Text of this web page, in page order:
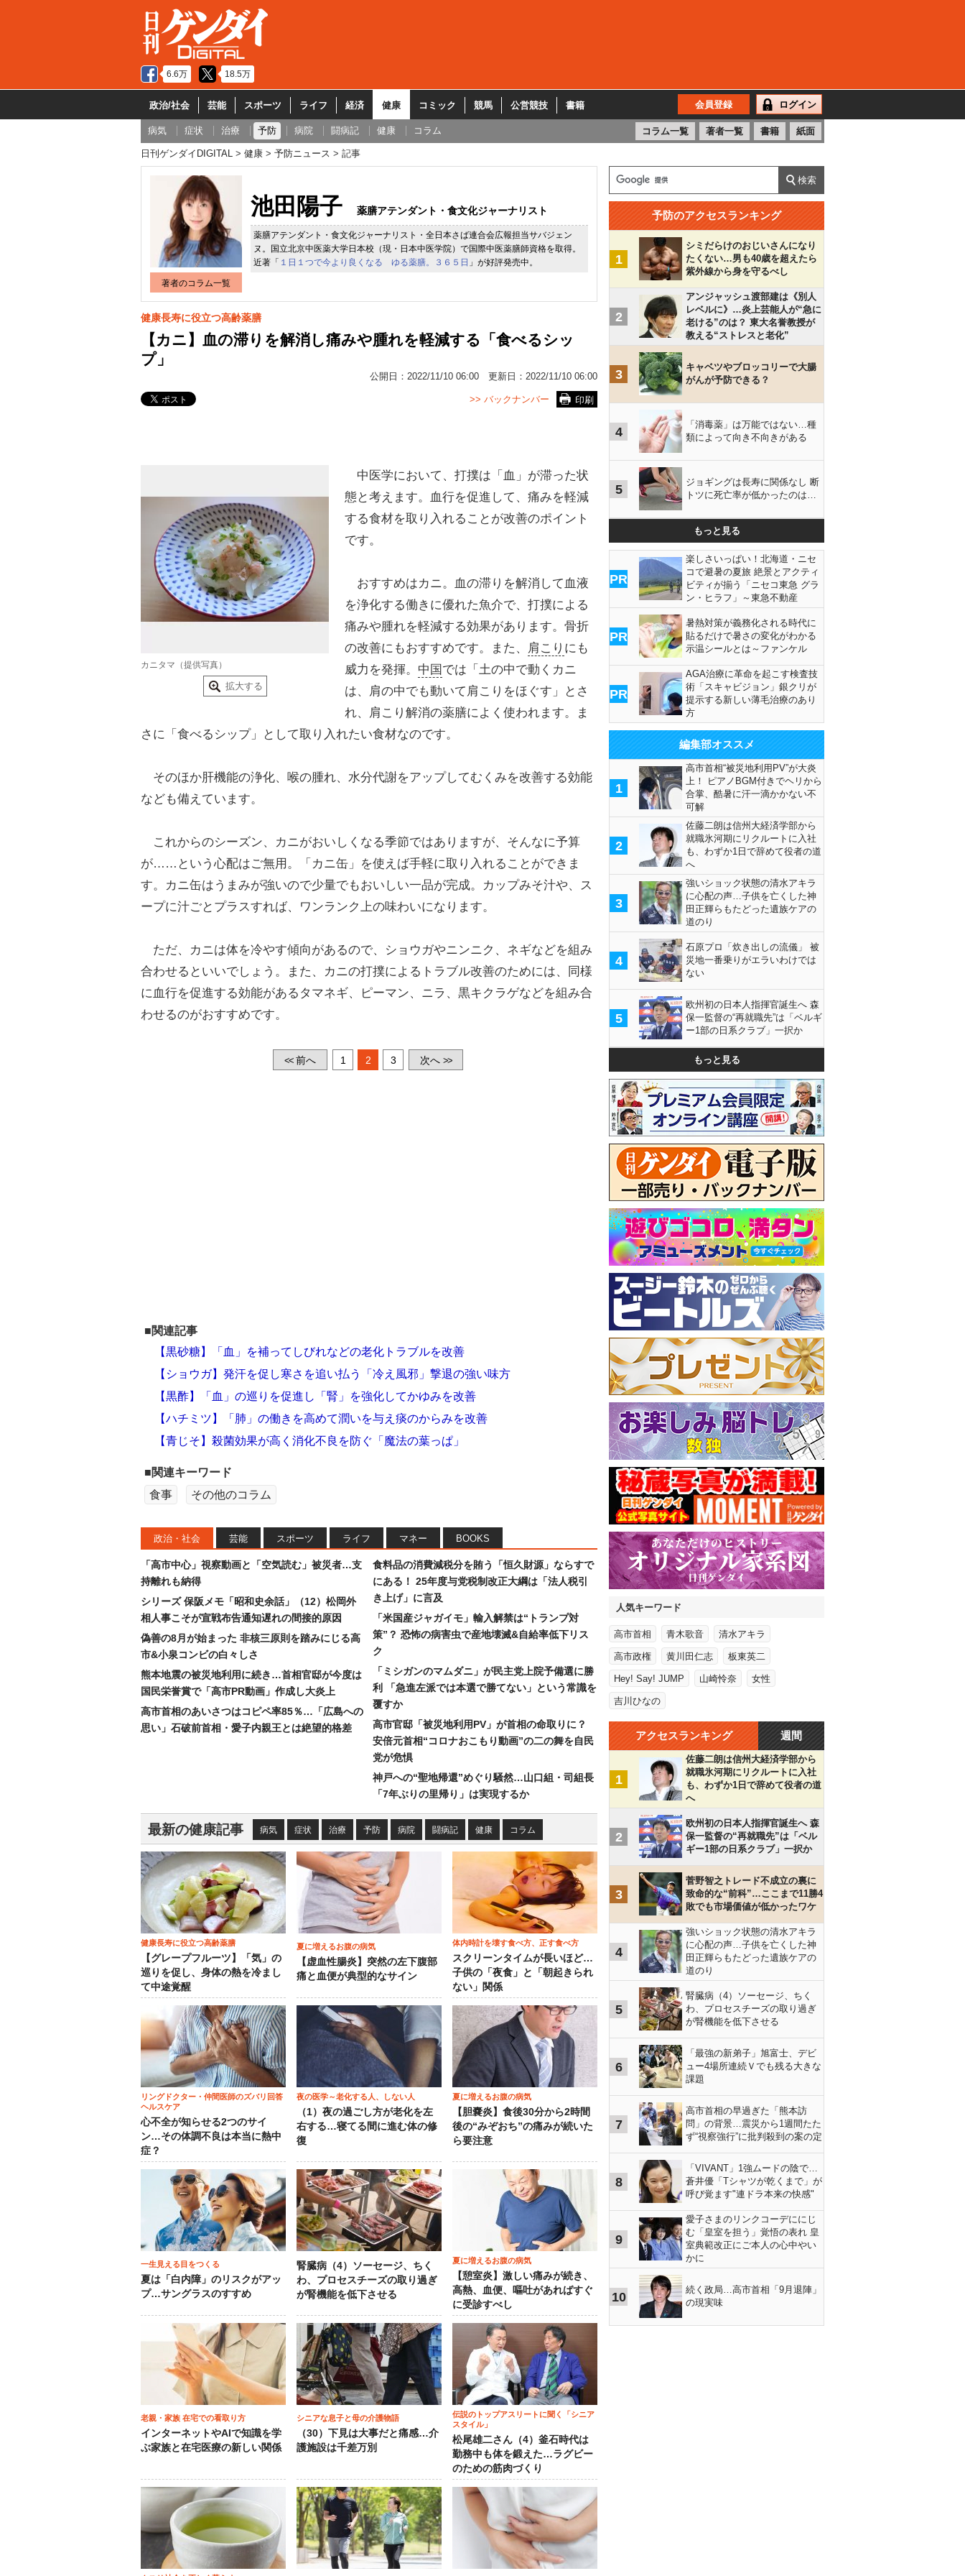
6.6万 18.5万
政治/社会 芸能 スポーツ ライフ 経済 健康 コミック 競馬 公営競技 書籍 会員登録 ログイン
病気 症状 治療 予防 病院 闘病記 健康 コラム コラム一覧 著者一覧 書籍 紙面
日刊ゲンダイDIGITAL 健康 予防ニュース 記事
著者のコラム一覧
池田陽子 薬膳アテンダント・食文化ジャーナリスト
薬膳アテンダント・食文化ジャーナリスト・全日本さば連合会広報担当サバジェン
ヌ。国立北京中医薬大学日本校（現・日本中医学院）で国際中医薬膳師資格を取得。
近著「 １日１つで今より良くなる ゆる薬膳。３６５日 」が好評発売中。
健康長寿に役立つ高齢薬膳
【カニ】血の滞りを解消し痛みや腫れを軽減する「食べるシッ
プ」
公開日： 2022/11/10 06:00 更新日： 2022/11/10 06:00
印刷
>> バックナンバー
カニタマ（提供写真）
拡大する
中医学において、打撲は「血」が滞った状
態と考えます。血行を促進して、痛みを軽減
する食材を取り入れることが改善のポイント
です。
おすすめはカニ。血の滞りを解消して血液
を浄化する働きに優れた魚介で、打撲による
痛みや腫れを軽減する効果があります。骨折
の改善にもおすすめです。また、
肩こり にも
威力を発揮。 中国 では「土の中で動くカニ
は、肩の中でも動いて肩こりをほぐす」とさ
れ、肩こり解消の薬膳によく使われます。ま
さに「食べるシップ」として取り入れたい食材なのです。
そのほか肝機能の浄化、喉の腫れ、水分代謝をアップしてむくみを改善する効能
なども備えています。
これからのシーズン、カニがおいしくなる季節ではありますが、そんなに予算
が……という心配はご無用。「カニ缶」を使えば手軽に取り入れることができま
す。カニ缶はうまみが強いので少量でもおいしい一品が完成。カップみそ汁や、ス
ープに汁ごとプラスすれば、ワンランク上の味わいになります。
ただ、カニは体を冷やす傾向があるので、ショウガやニンニク、ネギなどを組み
合わせるといいでしょう。また、カニの打撲によるトラブル改善のためには、同様
に血行を促進する効能があるタマネギ、ピーマン、ニラ、黒キクラゲなどを組み合
わせるのがおすすめです。
<<前へ 1 2 3 次へ >>
■関連記事
【黒砂糖】「血」を補ってしびれなどの老化トラブルを改善
【ショウガ】発汗を促し寒さを追い払う「冷え風邪」撃退の強い味方
【黒酢】「血」の巡りを促進し「腎」を強化してかゆみを改善
【ハチミツ】「肺」の働きを高めて潤いを与え痰のからみを改善
【青じそ】殺菌効果が高く消化不良を防ぐ「魔法の葉っぱ」
■関連キーワード
食事
その他のコラム
政治・社会 芸能 スポーツ ライフ マネー BOOKS
「高市中心」視察動画と「空気読む」被災者…支
持離れも納得
シリーズ 保阪メモ「昭和史余話」（12）松岡外
相人事こそが宣戦布告通知遅れの間接的原因
偽善の8月が始まった 非核三原則を踏みにじる高
市&小泉コンビの白々しさ
熊本地震の被災地利用に続き…首相官邸が今度は
国民栄誉賞で「高市PR動画」作成し大炎上
高市首相のあいさつはコピペ率85％…「広島への
思い」石破前首相・愛子内親王とは絶望的格差
食料品の消費減税分を賄う「恒久財源」ならすで
にある！ 25年度与党税制改正大綱は「法人税引
き上げ」に言及
「米国産ジャガイモ」輸入解禁は“トランプ対
策”？ 恐怖の病害虫で産地壊滅&自給率低下リス
ク
「ミシガンのマムダニ」が民主党上院予備選に勝
利 「急進左派では本選で勝てない」という常識を
覆すか
高市官邸「被災地利用PV」が首相の命取りに？
安倍元首相“コロナおこもり動画”の二の舞を自民
党が危惧
神戸への“聖地帰還”めぐり騒然…山口組・司組長
「7年ぶりの里帰り」は実現するか
最新の健康記事 病気 症状 治療 予防 病院 闘病記 健康 コラム
健康長寿に役立つ高齢薬膳
【グレープフルーツ】「気」の
巡りを促し、身体の熱を冷まし
て中途覚醒
夏に増えるお腹の病気
【虚血性腸炎】突然の左下腹部
痛と血便が典型的なサイン
体内時計を壊す食べ方、正す食べ方
スクリーンタイムが長いほど…
子供の「夜食」と「朝起きられ
ない」関係
リングドクター・仲間医師のズバリ回答
ヘルスケア
心不全が知らせる2つのサイ
ン…その体調不良は本当に熱中
症？
夜の医学～老化する人、しない人
（1）夜の過ごし方が老化を左
右する…寝てる間に進む体の修
復
夏に増えるお腹の病気
【胆嚢炎】食後30分から2時間
後の“みぞおち”の痛みが続いた
ら要注意
一生見える目をつくる
夏は「白内障」のリスクがアッ
プ…サングラスのすすめ
腎臓病（4）ソーセージ、ちく
わ、プロセスチーズの取り過ぎ
が腎機能を低下させる
夏に増えるお腹の病気
【憩室炎】激しい痛みが続き、
高熱、血便、嘔吐があればすぐ
に受診すべし
老親・家族 在宅での看取り方
インターネットやAIで知識を学
ぶ家族と在宅医療の新しい関係
シニアな息子と母の介護物語
（30）下見は大事だと痛感…介
護施設は千差万別
伝説のトップアスリートに聞く「シニア
スタイル」
松尾雄二さん（4）釜石時代は
勤務中も体を鍛えた…ラグビー
のための筋肉づくり
予防のアクセスランキング
1
シミだらけのおじいさんになり
たくない…男も40歳を超えたら
紫外線から身を守るべし
2
アンジャッシュ渡部建は《別人
レベルに》…炎上芸能人が“急に
老ける”のは？ 東大名誉教授が
教える“ストレスと老化”
3
キャベツやブロッコリーで大腸
がんが予防できる？
4
「消毒薬」は万能ではない…種
類によって向き不向きがある
5
ジョギングは長寿に関係なし 断
トツに死亡率が低かったのは…
もっと見る
PR
楽しさいっぱい！北海道・ニセ
コで避暑の夏旅 絶景とアクティ
ビティが揃う「ニセコ東急 グラ
ン・ヒラフ」～東急不動産
PR
暑熱対策が義務化される時代に
貼るだけで暑さの変化がわかる
示温シールとは～ファンケル
PR
AGA治療に革命を起こす検査技
術「スキャビジョン」銀クリが
提示する新しい薄毛治療のあり
方
編集部オススメ
1
高市首相“被災地利用PV”が大炎
上！ ピアノBGM付きでヘリから
合掌、酷暑に汗一滴かかない不
可解
2
佐藤二朗は信州大経済学部から
就職氷河期にリクルートに入社
も、わずか1日で辞めて役者の道
へ
3
強いショック状態の清水アキラ
に心配の声…子供を亡くした神
田正輝らもたどった遺族ケアの
道のり
4
石原プロ「炊き出しの流儀」 被
災地一番乗りがエラいわけでは
ない
5
欧州初の日本人指揮官誕生へ 森
保一監督の“再就職先”は「ベルギ
ー1部の日系クラブ」一択か
もっと見る
人気キーワード
高市首相 青木歌音 清水アキラ
高市政権 黄川田仁志 板東英二
Hey! Say! JUMP 山崎怜奈 女性
吉川ひなの
アクセスランキング 週間
1
佐藤二朗は信州大経済学部から
就職氷河期にリクルートに入社
も、わずか1日で辞めて役者の道
へ
2
欧州初の日本人指揮官誕生へ 森
保一監督の“再就職先”は「ベル
ギー1部の日系クラブ」一択か
3
菅野智之トレード不成立の裏に
致命的な“前科”…ここまで11勝4
敗でも市場価値が低かったワケ
4
強いショック状態の清水アキラ
に心配の声…子供を亡くした神
田正輝らもたどった遺族ケアの
道のり
5
腎臓病（4）ソーセージ、ちく
わ、プロセスチーズの取り過ぎ
が腎機能を低下させる
6
「最強の新弟子」旭富士、デビ
ュー4場所連続Ｖでも残る大きな
課題
7
高市首相の早過ぎた「熊本訪
問」の背景…震災から1週間たた
ず“視察強行”に批判殺到の案の定
8
「VIVANT」1強ムードの陰で…
蒼井優「Tシャツが乾くまで」が
呼び覚ます"連ドラ本来の快感"
9
愛子さまのリンクコーデににじ
む「皇室を担う」覚悟の表れ 皇
室典範改正にご本人の心中やい
かに
10
続く政局…高市首相「9月退陣」
の現実味